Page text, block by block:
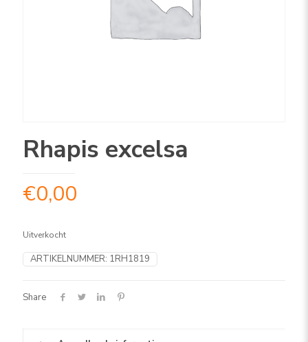
Rhapis excelsa
€0,00
Uitverkocht
ARTIKELNUMMER: 1RH1819
Share